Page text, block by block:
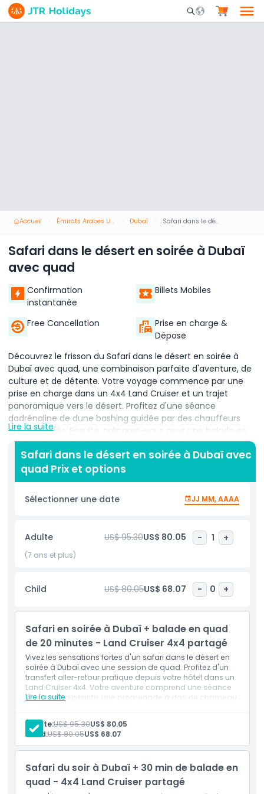
Mobile Search
Accueil Émirats Arabes Unis Dubaï Safari dans le désert en soirée à Dubaï avec quad
Safari dans le désert en soirée à Dubaï
avec quad
Confirmation
instantanée
Billets Mobiles
Free Cancellation
Prise en charge &
Dépose
Découvrez le frisson du Safari dans le désert en soirée à
Dubaï avec quad, une combinaison parfaite d'aventure, de
culture et de détente. Votre voyage commence par une
prise en charge dans un 4x4 Land Cruiser et un trajet
panoramique vers le désert. Profitez d'une séance
dadrénaline de dune bashing guidée par des chauffeurs
expérimentés. Ensuite, préparez-vous pour une balade en
quad à travers les vastes dunes dorées, un favori des
amateurs de sensations fortes. Puis faites une courte
promenade à dos de chameau, prenez des photos
mémorables et dirigez-vous vers un camp désertique
traditionnel de style bédouin. Là, vous serez accueilli avec
du café arabe, des dattes et des rafraîchissements. Au
barbecue avec des options végétariennes et non
végétariennes. La soirée se poursuit avec des animations
en direct, notamment la danse Tanoura, la danse du
dans le salon de chicha ou essayez la peinture au henné
pour une touche culturelle. Idéal pour les familles, les
Points forts
Inclus
Heure de prise en charge/dépose
À savoir
Lire la suite
Safari dans le désert en soirée à Dubaï avec
quad Prix et options
Sélectionner une date JJ MM, AAAA
Adulte US$ 95.30US$ 80.05 - 1 +
(7 ans et plus)
Child US$ 80.05US$ 68.07 - 0 +
Safari en soirée à Dubaï + balade en quad
de 20 minutes - Land Cruiser 4x4 partagé
Vivez les sensations fortes d'un safari dans le désert en
soirée à Dubaï avec une session de quad. Profitez d'un
transfert aller-retour pratique depuis votre hôtel dans un
Land Cruiser 4x4. Votre aventure comprend une séance
de quad palpitante, une promenade à dos de chameau
Immortalisez de superbes photos du désert lors d'arrêts
panoramiques et savourez un délicieux dîner barbecue.
Avec une variété d'activités et de divertissements, ce
safari dans le désert promet une aventure arabe
Lire la suite
Inclus
Transfert aller-retour en Land Cruiser 4x4 depuis votre
hôtel ou hébergement à Dubaï
Adulte:US$ 95.30US$ 80.05
Child:US$ 80.05US$ 68.07
Safari du soir à Dubaï + 30 min de balade en
quad - 4x4 Land Cruiser partagé